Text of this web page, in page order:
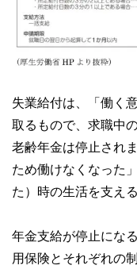
失業給付は、「働く
取るもので、求職中
老齢年金は停止され
ため働けなくなった
た）時の生活を支え
年金支給が停止にな
用保険とそれぞれの